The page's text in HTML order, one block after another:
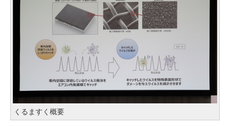
くるますく概要